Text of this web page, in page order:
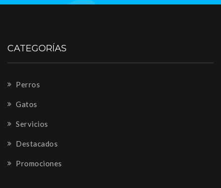
CATEGORÍAS
Perros
Gatos
Servicios
Destacados
Promociones